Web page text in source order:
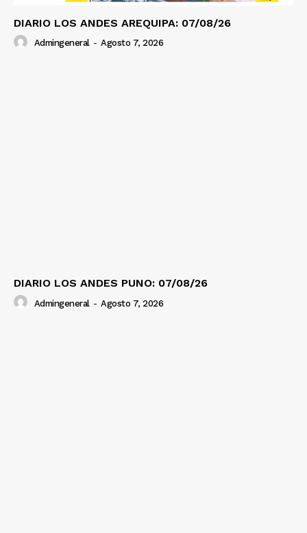
Diario los Andes
Nosotros
DIARIO LOS ANDES AREQUIPA: 07/08/26
Admingeneral - Agosto 7, 2026
DIARIO LOS ANDES PUNO: 07/08/26
Admingeneral - Agosto 7, 2026